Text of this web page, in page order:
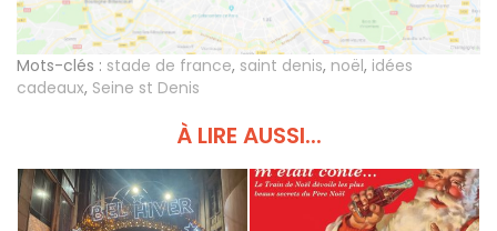
Mots-clés : stade de france, saint denis, noël, idées
cadeaux, Seine st Denis
À LIRE AUSSI...